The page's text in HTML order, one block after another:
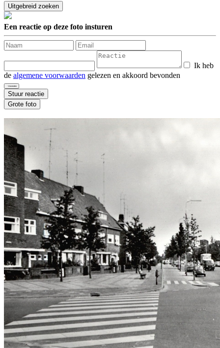
Een reactie op deze foto insturen
Ik heb
de algemene voorwaarden gelezen en akkoord bevonden